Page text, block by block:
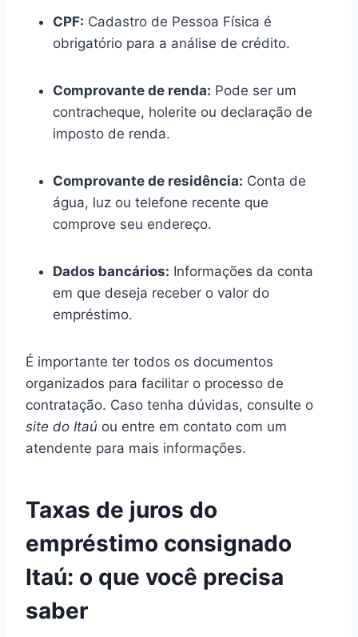
CPF: Cadastro de Pessoa Física é
obrigatório para a análise de crédito.
Comprovante de renda: Pode ser um
contracheque, holerite ou declaração de
imposto de renda.
Comprovante de residência: Conta de
água, luz ou telefone recente que
comprove seu endereço.
Dados bancários: Informações da conta
em que deseja receber o valor do
empréstimo.
É importante ter todos os documentos
organizados para facilitar o processo de
contratação. Caso tenha dúvidas, consulte o
site do Itaú ou entre em contato com um
atendente para mais informações.
Taxas de juros do
empréstimo consignado
Itaú: o que você precisa
saber